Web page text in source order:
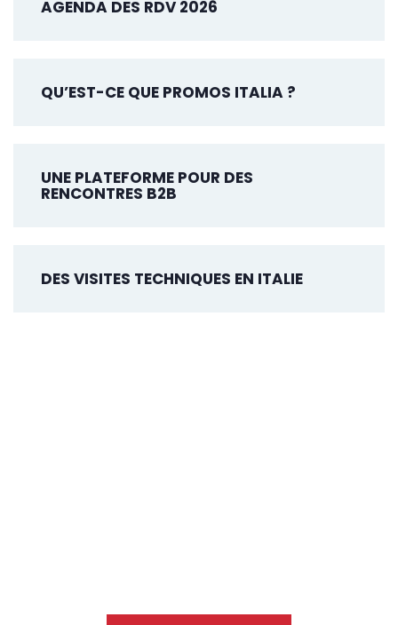
AGENDA DES RDV 2026
QU’EST-CE QUE PROMOS ITALIA ?
UNE PLATEFORME POUR DES
RENCONTRES B2B
DES VISITES TECHNIQUES EN ITALIE